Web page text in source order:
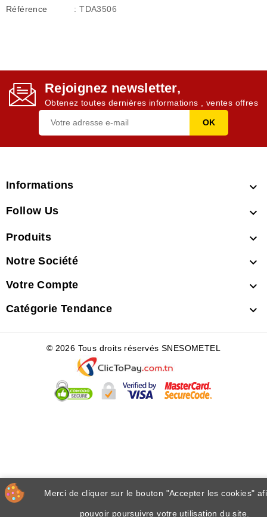
Référence : TDA3506
Rejoignez newsletter,
Obtenez toutes dernières informations , ventes offres
Informations 
Follow Us 
Produits 
Notre Société 
Votre Compte 
Catégorie Tendance 
Merci de cliquer sur le bouton "Accepter les cookies"
pouvoir poursuivre votre utilisation du site.
© 2026 Tous droits réservés SNESOMETEL